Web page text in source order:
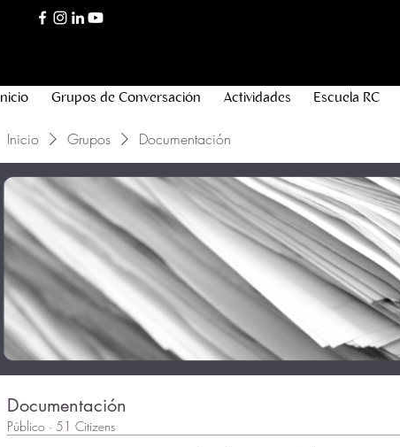
Inicio Grupos de Conversación Actividades Escuela RC
Inicio Grupos Documentación
Documentación
Público · 51 Citizens